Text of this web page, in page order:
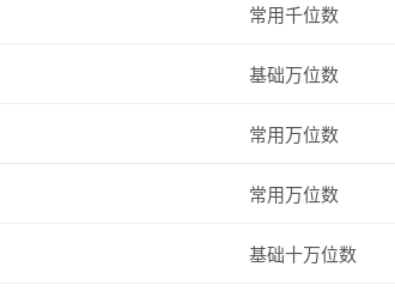
常用千位数
基础万位数
常用万位数
常用万位数
基础十万位数